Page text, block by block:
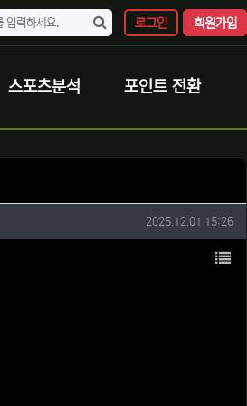
로그인 회원가입
스포츠분석 포인트 전환
작성일
2025.12.01 15:26
목